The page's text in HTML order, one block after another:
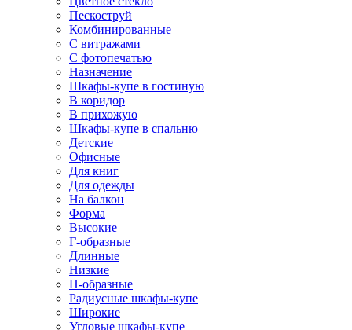
Пескоструй
Комбинированные
С витражами
С фотопечатью
Назначение
Шкафы-купе в гостиную
В коридор
В прихожую
Шкафы-купе в спальню
Детские
Офисные
Для книг
Для одежды
На балкон
Форма
Высокие
Г-образные
Длинные
Низкие
П-образные
Радиусные шкафы-купе
Широкие
Угловые шкафы-купе